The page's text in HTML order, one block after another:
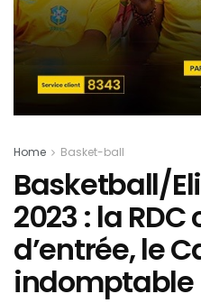
Home Basket-ball
Basketball/
2023 : la
d’entrée, le
indomptable